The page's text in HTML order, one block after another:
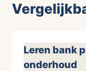
Leren bank
onderhoud